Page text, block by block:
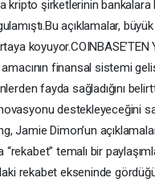
kripto şirketlerinin
açıklamalar,
finansal sistemi
fayda sağladığını
destekleyeceğini
Jamie Dimon’un
temalı bir
rekabet ekseninde